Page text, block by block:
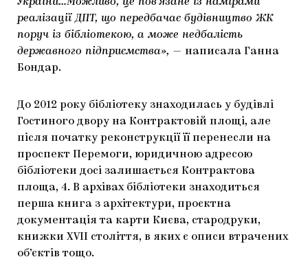
реалізації ДПТ, що передбачає будівництво ЖК
поруч із бібліотекою, а може недбалість
державного підприємства», — написала Ганна
Бондар.
До 2012 року бібліотеку знаходилась у будівлі
Гостиного двору на Контрактовій площі, але
після початку реконструкції її перенесли на
проспект Перемоги, юридичною адресою
бібліотеки досі залишається Контрактова
площа, 4. В архівах бібліотеки знаходиться
перша книга з архітектури, проєктна
документація та карти Києва, стародруки,
книжки XVII століття, в яких є описи втрачених
об’єктів тощо.